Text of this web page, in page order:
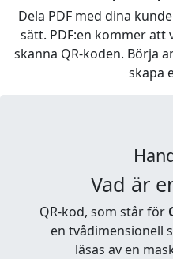
Dela PDF med dina
sätt. PDF:en kommer
skanna QR-koden. Börja
skapa
Vad är
QR-kod, som står för
en tvådimensionell
läsas av en